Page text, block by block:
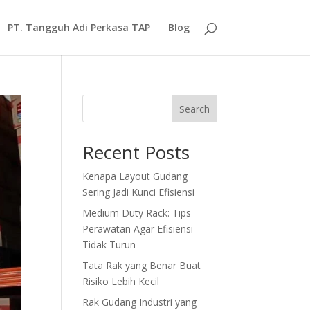
PT. Tangguh Adi Perkasa TAP Blog
Search
Recent Posts
Kenapa Layout Gudang
Sering Jadi Kunci Efisiensi
Medium Duty Rack: Tips
Perawatan Agar Efisiensi
Tidak Turun
Tata Rak yang Benar Buat
Risiko Lebih Kecil
Rak Gudang Industri yang